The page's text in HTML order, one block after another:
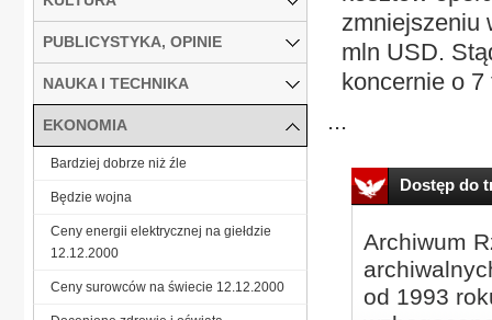
zmniejszeniu
mln USD.
koncernie o
...
Dostęp do
Archiwum
od 1993
PUBLICYSTYKA, OPINIE
NAUKA I TECHNIKA
EKONOMIA
Bardziej dobrze niż źle
Będzie wojna
Ceny energii elektrycznej na giełdzie
12.12.2000
Ceny surowców na świecie 12.12.2000